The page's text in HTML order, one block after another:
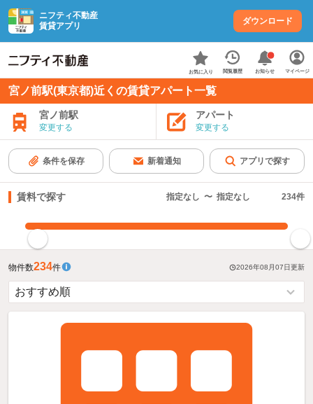
ニフティ不動産
賃貸アプリ
ダウンロード
お気に入り 閲覧履歴 お知らせ マイページ
宮ノ前駅(東京都)近くの賃貸アパート一覧
宮ノ前駅
変更する
アパート
変更する
条件を保存 新着通知 アプリで探す
賃料で探す 指定なし 〜 指定なし 234件
物件数234件 2026年08月07日更新